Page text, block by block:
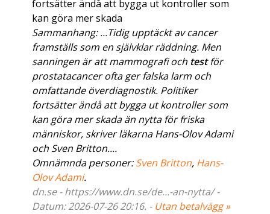
fortsätter ändå att bygga ut kontroller som
kan göra mer skada
Sammanhang: ...Tidig upptäckt av cancer
framställs som en självklar räddning. Men
sanningen är att mammografi och testför
prostatacancer ofta ger falska larm och
omfattande överdiagnostik. Politiker
fortsätter ändå att bygga ut kontroller som
kan göra mer skada än nytta för friska
människor, skriver läkarna Hans-Olov Adami
och Sven Britton....
Omnämnda personer:Sven Britton, Hans-
Olov Adami.
dn.se - https://www.dn.se/de...-an-nytta/ -
Datum: 2026-07-26 20:16. - Utan betalvägg »